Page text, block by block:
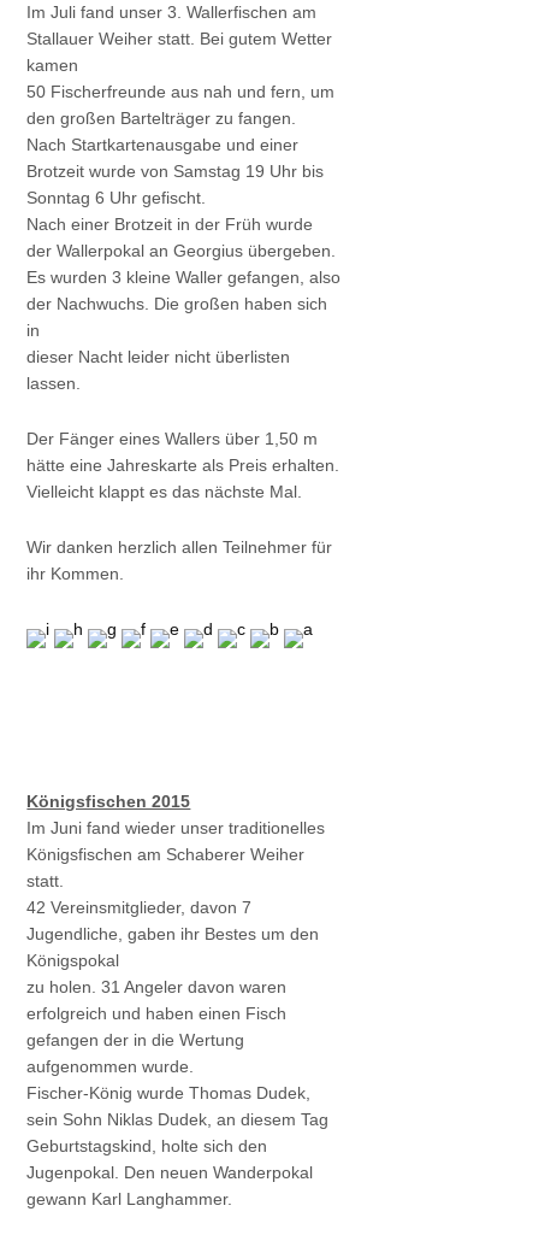
Im Juli fand unser 3. Wallerfischen am
Stallauer Weiher statt. Bei gutem Wetter
kamen
50 Fischerfreunde aus nah und fern, um
den großen Bartelträger zu fangen.
Nach Startkartenausgabe und einer
Brotzeit wurde von Samstag 19 Uhr bis
Sonntag 6 Uhr gefischt.
Nach einer Brotzeit in der Früh wurde
der Wallerpokal an Georgius übergeben.
Es wurden 3 kleine Waller gefangen, also
der Nachwuchs. Die großen haben sich
in
dieser Nacht leider nicht überlisten
lassen.
Der Fänger eines Wallers über 1,50 m
hätte eine Jahreskarte als Preis erhalten.
Vielleicht klappt es das nächste Mal.
Wir danken herzlich allen Teilnehmer für
ihr Kommen.
Königsfischen 2015
Im Juni fand wieder unser traditionelles
Königsfischen am Schaberer Weiher
statt.
42 Vereinsmitglieder, davon 7
Jugendliche, gaben ihr Bestes um den
Königspokal
zu holen. 31 Angeler davon waren
erfolgreich und haben einen Fisch
gefangen der in die Wertung
aufgenommen wurde.
Fischer-König wurde Thomas Dudek,
sein Sohn Niklas Dudek, an diesem Tag
Geburtstagskind, holte sich den
Jugenpokal. Den neuen Wanderpokal
gewann Karl Langhammer.